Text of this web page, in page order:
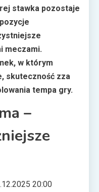
stawka pozostaje
meczami.
w którym
skuteczność zza
tempa gry.
–
20:00